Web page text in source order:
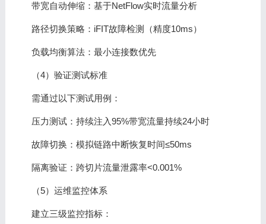
带宽自动伸缩：基于NetFlow实时流量分析
路径切换策略：iFIT故障检测（精度10ms）
负载均衡算法：最小连接数优先
（4）验证测试标准
需通过以下测试用例：
压力测试：持续注入95%带宽流量持续24小时
故障切换：模拟链路中断恢复时间≤50ms
隔离验证：跨切片流量泄露率<0.001%
（5）运维监控体系
建立三级监控指标：